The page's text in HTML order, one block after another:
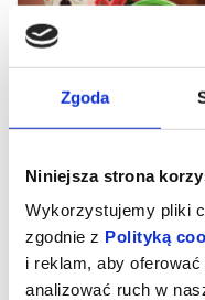
Zgoda
Niniejsza strona
Wykorzystujemy pliki
zgodnie z Polityką
i reklam, aby
analizować ruch w